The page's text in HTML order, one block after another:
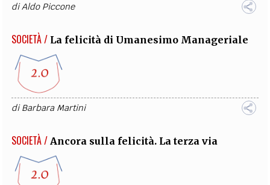
diAldo Piccone
SOCIETÀ / La felicità di Umanesimo Manageriale
diBarbara Martini
SOCIETÀ / Ancora sulla felicità. La terza via